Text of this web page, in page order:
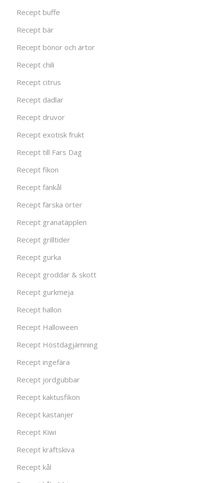
Recept buffe
Recept bär
Recept bönor och ärtor
Recept chili
Recept citrus
Recept dadlar
Recept druvor
Recept exotisk frukt
Recept till Fars Dag
Recept fikon
Recept fänkål
Recept färska örter
Recept granatäpplen
Recept grilltider
Recept gurka
Recept groddar & skott
Recept gurkmeja
Recept hallon
Recept Halloween
Recept Höstdagjämning
Recept ingefära
Recept jordgubbar
Recept kaktusfikon
Recept kastanjer
Recept Kiwi
Recept kräftskiva
Recept kål